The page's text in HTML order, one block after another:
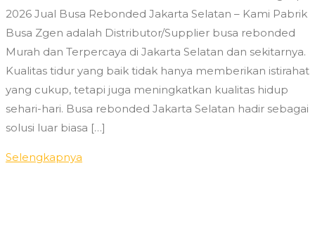
2026 Jual Busa Rebonded Jakarta Selatan – Kami Pabrik
Busa Zgen adalah Distributor/Supplier busa rebonded
Murah dan Terpercaya di Jakarta Selatan dan sekitarnya.
Kualitas tidur yang baik tidak hanya memberikan istirahat
yang cukup, tetapi juga meningkatkan kualitas hidup
sehari-hari. Busa rebonded Jakarta Selatan hadir sebagai
solusi luar biasa […]
Selengkapnya